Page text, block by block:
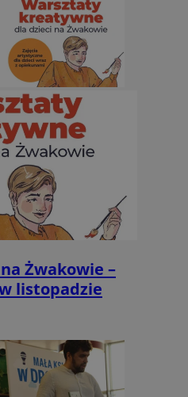
Żwakowie –
listopadzie